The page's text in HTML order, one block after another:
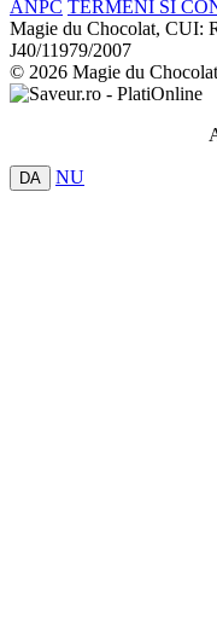
ANPC TERMENI SI
Magie du Chocolat, CUI:
J40/11979/2007
© 2026 Magie du
DA NU